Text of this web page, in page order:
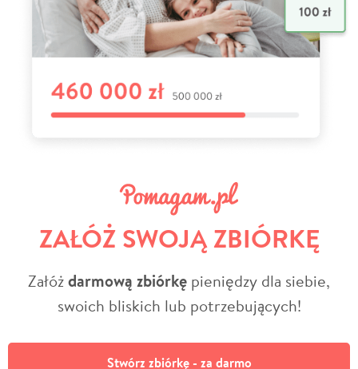
ZAŁÓŻ SWOJĄ ZBIÓRKĘ
Załóżdarmową zbiórkę pieniędzy dla siebie,
swoich bliskich lub potrzebujących!
Stwórz zbiórkę - za darmo